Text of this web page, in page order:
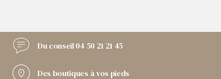
Du conseil04 50 21 21 45
Des boutiques à vos pieds